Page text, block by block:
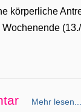
körperliche
Mehr lesen...